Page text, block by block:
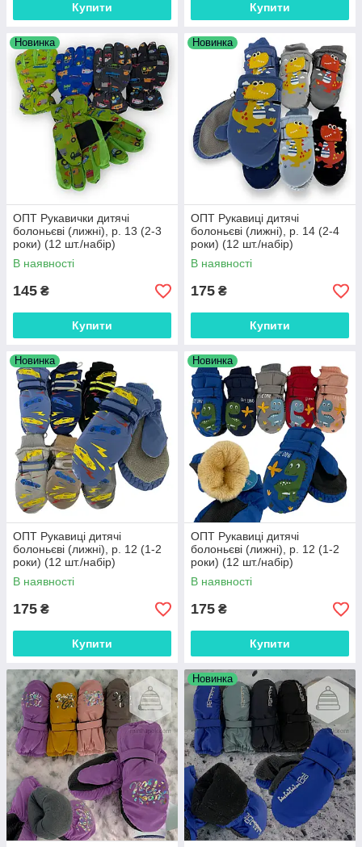
Купити Купити
Новинка
ОПТ Рукавички дитячі
болоньєві (лижні), р. 13 (2-3
роки) (12 шт./набір)
В наявності
145 ₴
Купити
Новинка
ОПТ Рукавиці дитячі
болоньєві (лижні), р. 14 (2-4
роки) (12 шт./набір)
В наявності
175 ₴
Купити
Новинка
ОПТ Рукавиці дитячі
болоньєві (лижні), р. 12 (1-2
роки) (12 шт./набір)
В наявності
175 ₴
Купити
Новинка
ОПТ Рукавиці дитячі
болоньєві (лижні), р. 12 (1-2
роки) (12 шт./набір)
В наявності
175 ₴
Купити
Новинка